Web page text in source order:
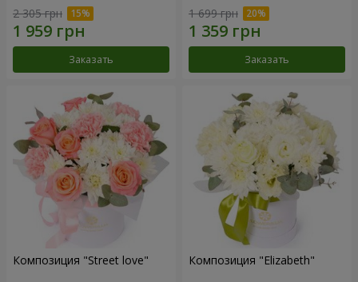
2 305 грн
Заказать
1 699 грн
Заказать
Композиция "Street love" Композиция "Elizabeth"